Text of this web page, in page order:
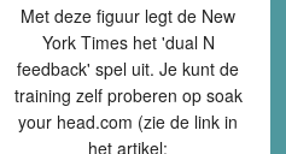
Met deze figuur legt de New
York Times het 'dual N
feedback' spel uit. Je kunt de
training zelf proberen op soak
your head.com (zie de link in
het artikel: